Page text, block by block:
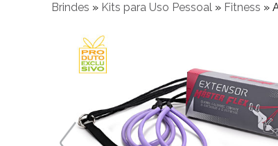
Brindes » Kits para Uso Pessoal » Fitness »